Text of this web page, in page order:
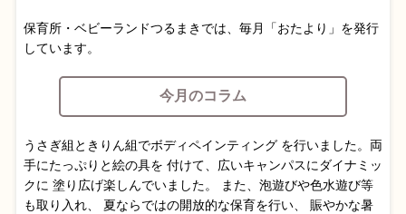
保育所・ベビーランドつるまきでは、毎月「おたより」を発行
しています。
今月のコラム
うさぎ組ときりん組でボディペインティング を行いました。両
手にたっぷりと絵の具を 付けて、広いキャンパスにダイナミッ
クに 塗り広げ楽しんでいました。 また、泡遊びや色水遊び等
も取り入れ、 夏ならではの開放的な保育を行い、 賑やかな暑